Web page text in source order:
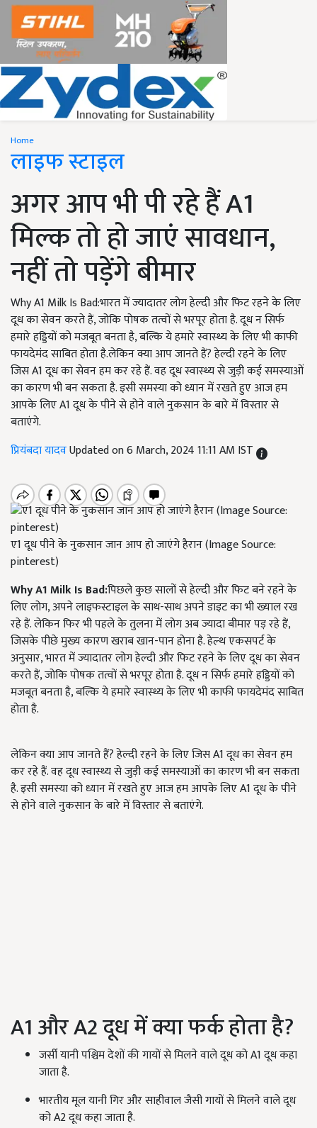
Home
लाइफ स्टाइल
अगर आप भी पी रहे हैं A1
मिल्क तो हो जाएं सावधान,
नहीं तो पड़ेंगे बीमार
Why A1 Milk Is Bad:भारत में ज्यादातर लोग हेल्दी और फिट रहने के लिए
दूध का सेवन करते हैं, जोकि पोषक तत्वों से भरपूर होता है. दूध न सिर्फ
हमारे हड्डियों को मजबूत बनता है, बल्कि ये हमारे स्वास्थ्य के लिए भी काफी
फायदेमंद साबित होता है.लेकिन क्या आप जानते हैं? हेल्दी रहने के लिए
जिस A1 दूध का सेवन हम कर रहे हैं. वह दूध स्वास्थ्य से जुड़ी कई समस्याओं
का कारण भी बन सकता है. इसी समस्या को ध्यान में रखते हुए आज हम
आपके लिए A1 दूध के पीने से होने वाले नुकसान के बारे में विस्तार से
बताएंगे.
प्रियंबदा यादवUpdated on 6 March, 2024 11:11 AM IST
ए1 दूध पीने के नुकसान जान आप हो जाएंगे हैरान (Image Source:
pinterest)
Why A1 Milk Is Bad:पिछले कुछ सालों से हेल्दी और फिट बने रहने के
लिए लोग, अपने लाइफस्टाइल के साथ-साथ अपने डाइट का भी ख्याल रख
रहे हैं. लेकिन फिर भी पहले के तुलना में लोग अब ज्यादा बीमार पड़ रहे हैं,
जिसके पीछे मुख्य कारण खराब खान-पान होना है. हेल्थ एकसपर्ट के
अनुसार, भारत में ज्यादातर लोग हेल्दी और फिट रहने के लिए दूध का सेवन
करते हैं, जोकि पोषक तत्वों से भरपूर होता है. दूध न सिर्फ हमारे हड्डियों को
मजबूत बनता है, बल्कि ये हमारे स्वास्थ्य के लिए भी काफी फायदेमंद साबित
होता है.
लेकिन क्या आप जानते हैं? हेल्दी रहने के लिए जिस A1 दूध का सेवन हम
कर रहे हैं. वह दूध स्वास्थ्य से जुड़ी कई समस्याओं का कारण भी बन सकता
है. इसी समस्या को ध्यान में रखते हुए आज हम आपके लिए A1 दूध के पीने
से होने वाले नुकसान के बारे में विस्तार से बताएंगे.
A1 और A2 दूध में क्या फर्क होता है?
जर्सी यानी पश्चिम देशों की गायों से मिलने वाले दूध को A1 दूध कहा
जाता है.
भारतीय मूल यानी गिर और साहीवाल जैसी गायों से मिलने वाले दूध
को A2 दूध कहा जाता है.